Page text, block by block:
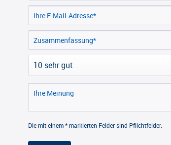
Die mit einem * markierten Felder sind Pflichtfelder.